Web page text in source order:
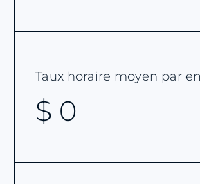
Taux horaire moyen par
$ 0